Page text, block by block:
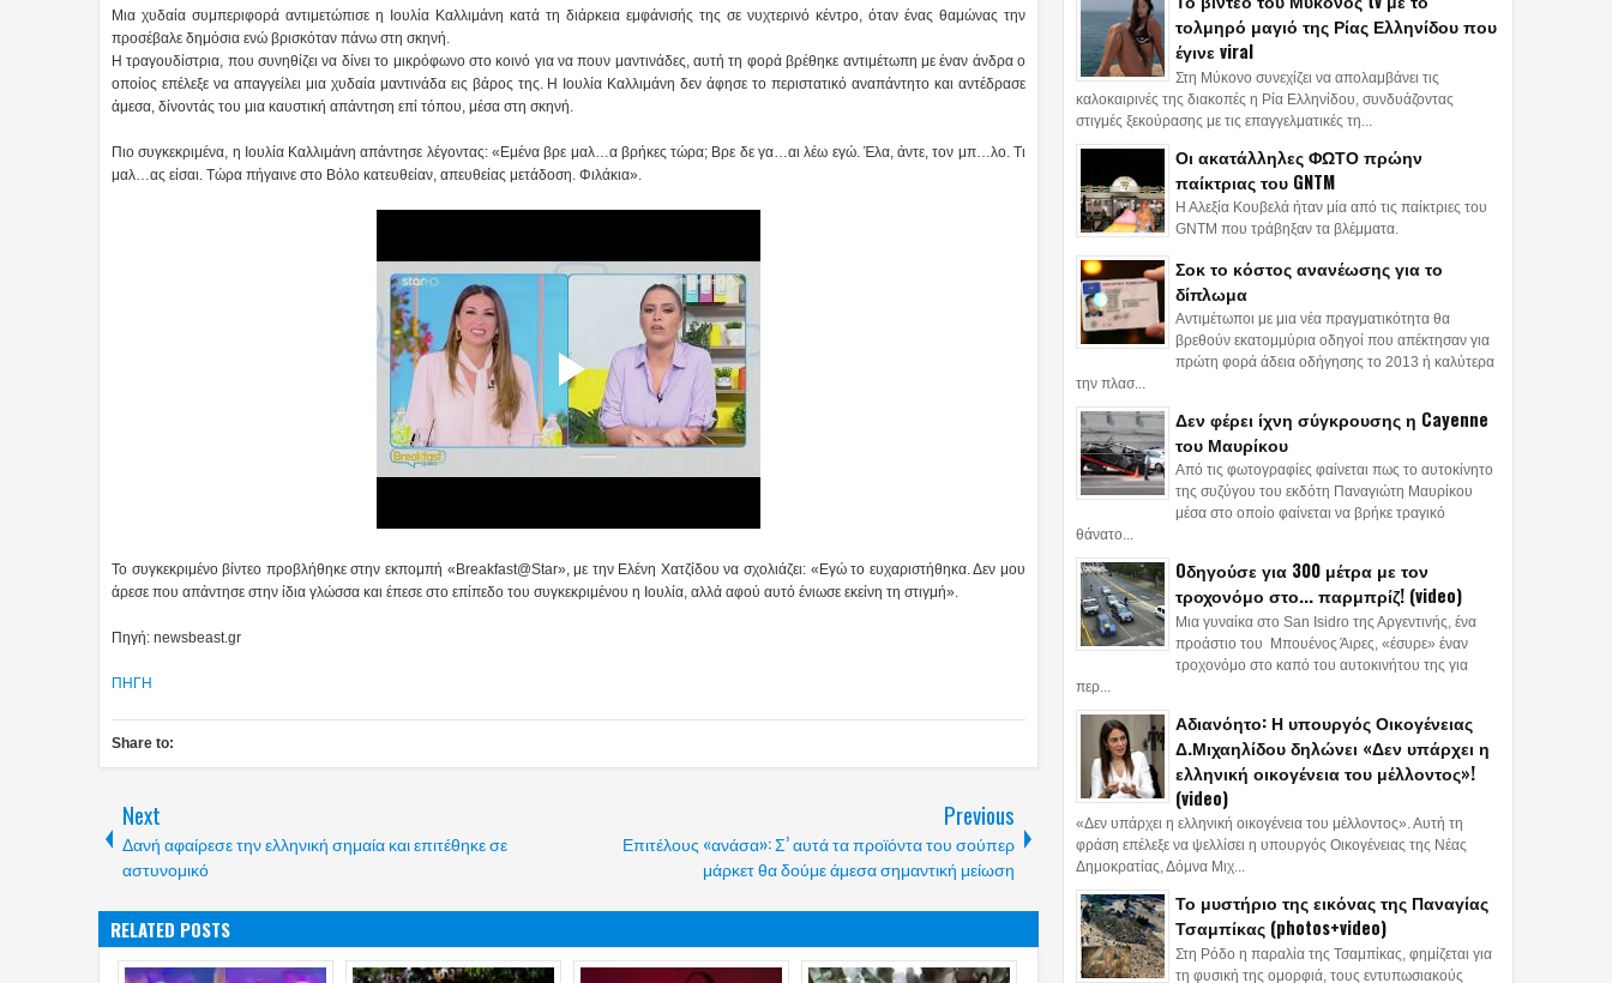
Μια χυδαία συμπεριφορά αντιμετώπισε η Ιουλία Καλλιμάνη κατά τη διάρκεια εμφάνισής της σε νυχτερινό κέντρο, όταν ένας θαμώνας την
προσέβαλε δημόσια ενώ βρισκόταν πάνω στη σκηνή.
Η τραγουδίστρια, που συνηθίζει να δίνει το μικρόφωνο στο κοινό για να πουν μαντινάδες, αυτή τη φορά βρέθηκε αντιμέτωπη με έναν άνδρα ο
οποίος επέλεξε να απαγγείλει μια χυδαία μαντινάδα εις βάρος της. Η Ιουλία Καλλιμάνη δεν άφησε το περιστατικό αναπάντητο και αντέδρασε
άμεσα, δίνοντάς του μια καυστική απάντηση επί τόπου, μέσα στη σκηνή.
Πιο συγκεκριμένα, η Ιουλία Καλλιμάνη απάντησε λέγοντας: «Εμένα βρε μαλ…α βρήκες τώρα; Βρε δε γα…αι λέω εγώ. Έλα, άντε, τον μπ…λο. Τι
μαλ…ας είσαι. Τώρα πήγαινε στο Βόλο κατευθείαν, απευθείας μετάδοση. Φιλάκια».
Το συγκεκριμένο βίντεο προβλήθηκε στην εκπομπή «Breakfast@Star», με την Ελένη Χατζίδου να σχολιάζει: «Εγώ το ευχαριστήθηκα. Δεν μου
άρεσε που απάντησε στην ίδια γλώσσα και έπεσε στο επίπεδο του συγκεκριμένου η Ιουλία, αλλά αφού αυτό ένιωσε εκείνη τη στιγμή».
Πηγή: newsbeast.gr
ΠΗΓΗ
Share to:
Next
Δανή αφαίρεσε την ελληνική σημαία και επιτέθηκε σε
αστυνομικό
Previous
Επιτέλους «ανάσα»: Σ’ αυτά τα προϊόντα του σούπερ
μάρκετ θα δούμε άμεσα σημαντική μείωση
RELATED POSTS
τολμηρό μαγιό της Ρίας Ελληνίδου που
έγινε viral
Στη Μύκονο συνεχίζει να απολαμβάνει τις
καλοκαιρινές της διακοπές η Ρία Ελληνίδου, συνδυάζοντας
στιγμές ξεκούρασης με τις επαγγελματικές τη...
Οι ακατάλληλες ΦΩΤΟ πρώην
παίκτριας του GNTM
Η Αλεξία Κουβελά ήταν μία από τις παίκτριες του
GNTM που τράβηξαν τα βλέμματα.
Σοκ το κόστος ανανέωσης για το
δίπλωμα
Αντιμέτωποι με μια νέα πραγματικότητα θα
βρεθούν εκατομμύρια οδηγοί που απέκτησαν για
πρώτη φορά άδεια οδήγησης το 2013 ή καλύτερα
την πλασ...
Δεν φέρει ίχνη σύγκρουσης η Cayenne
του Μαυρίκου
Από τις φωτογραφίες φαίνεται πως το αυτοκίνητο
της συζύγου του εκδότη Παναγιώτη Μαυρίκου
μέσα στο οποίο φαίνεται να βρήκε τραγικό
θάνατο...
Oδηγούσε για 300 μέτρα με τον
τροχονόμο στο... παρμπρίζ! (video)
Μια γυναίκα στο San Isidro της Αργεντινής, ένα
προάστιο του Μπουένος Άιρες, «έσυρε» έναν
τροχονόμο στο καπό του αυτοκινήτου της για
περ...
Αδιανόητο: Η υπουργός Οικογένειας
Δ.Μιχαηλίδου δηλώνει «Δεν υπάρχει η
ελληνική οικογένεια του μέλλοντος»!
(video)
«Δεν υπάρχει η ελληνική οικογένεια του μέλλοντος». Αυτή τη
φράση επέλεξε να ψελλίσει η υπουργός Οικογένειας της Νέας
Δημοκρατίας, Δόμνα Μιχ...
Το μυστήριο της εικόνας της Παναγίας
Τσαμπίκας (photos+video)
Στη Ρόδο η παραλία της Τσαμπίκας, φημίζεται για
τη φυσική της ομορφιά, τους εντυπωσιακούς